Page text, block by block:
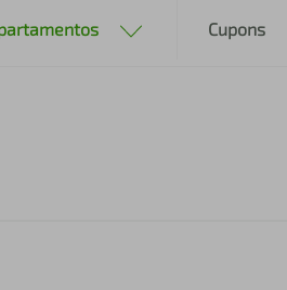
Cupons